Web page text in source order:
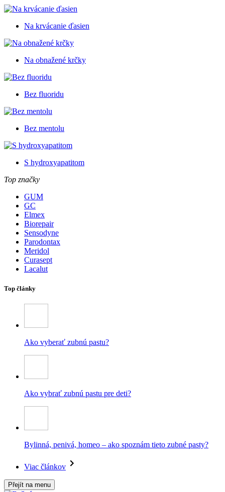
Na krvácanie ďasien
Na obnažené krčky
Bez fluoridu
Bez mentolu
S hydroxyapatitom
Top značky
GUM
GC
Elmex
Biorepair
Sensodyne
Parodontax
Meridol
Curasept
Lacalut
Top články
Ako vyberať zubnú pastu?
Ako vybrať zubnú pastu pre deti?
Bylinná, penivá, homeo – ako spoznám tieto zubné pasty?
Viac článkov
Přejít na menu